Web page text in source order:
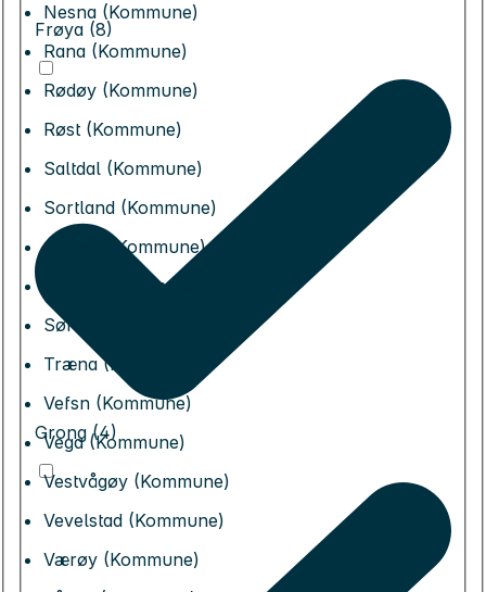
Nesna (Kommune)
Rana (Kommune)
Rødøy (Kommune)
Røst (Kommune)
Saltdal (Kommune)
Sortland (Kommune)
Steigen (Kommune)
Sømna (Kommune)
Sørfold (Kommune)
Træna (Kommune)
Vefsn (Kommune)
Vega (Kommune)
Vestvågøy (Kommune)
Vevelstad (Kommune)
Værøy (Kommune)
Frøya (8)
Grong (4)